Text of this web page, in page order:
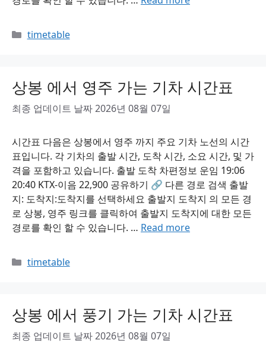
Categories
timetable
상봉 에서 영주 가는 기차 시간표
최종 업데이트 날짜 2026년 08월 07일
시간표 다음은 상봉에서 영주 까지 주요 기차 노선의 시간
표입니다. 각 기차의 출발 시간, 도착 시간, 소요 시간, 및 가
격을 포함하고 있습니다. 출발 도착 차편정보 운임 19:06
20:40 KTX-이음 22,900 공유하기 🔗 다른 경로 검색 출발
지: 도착지:도착지를 선택하세요 출발지 도착지 의 모든 경
로 상봉, 영주 링크를 클릭하여 출발지 도착지에 대한 모든
경로를 확인 할 수 있습니다. … Read more
Categories
timetable
상봉 에서 풍기 가는 기차 시간표
최종 업데이트 날짜 2026년 08월 07일